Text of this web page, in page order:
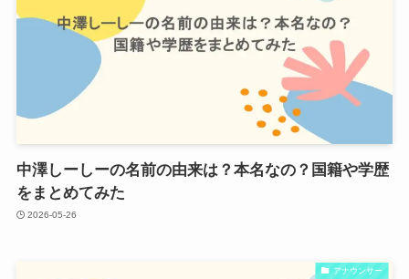
中澤しーしーの名前の由来は？本名なの？国籍や学歴
をまとめてみた
2026-05-26
アナウンサー